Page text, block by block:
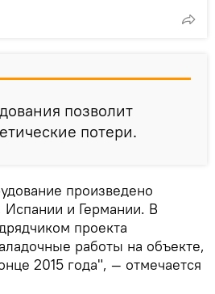
позволит
потери.
произведено
и Германии. В
проекта
работы на объекте,
2015 года", — отмечается